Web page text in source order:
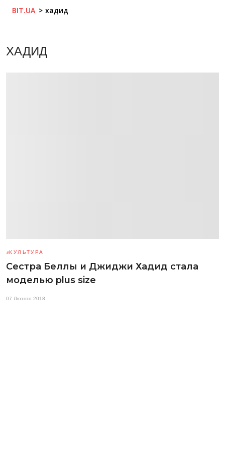
BIT.UA хадид
ХАДИД
КУЛЬТУРА
Сестра Беллы и Джиджи Хадид стала
моделью plus size
07 Лютого 2018